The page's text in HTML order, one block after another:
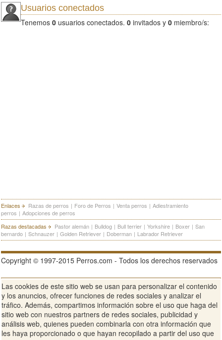
Usuarios conectados
Tenemos 0 usuarios conectados. 0 invitados y 0 miembro/s:
Enlaces Razas de perros | Foro de Perros | Venta perros | Adiestramiento
perros | Adopciones de perros
Razas destacadas
Pastor alemán | Bulldog | Bull terrier | Yorkshire | Boxer | San
bernardo | Schnauzer | Golden Retriever | Doberman | Labrador Retriever
Copyright © 1997-2015 Perros.com - Todos los derechos reservados
Publicidad en Perros.com | Contacte | Aviso Legal Política de
privacidad | Condiciones de uso
Ver sitio web completo
Las cookies de este sitio web se usan para personalizar el contenido
y los anuncios, ofrecer funciones de redes sociales y analizar el
tráfico. Además, compartimos información sobre el uso que haga del
sitio web con nuestros partners de redes sociales, publicidad y
análisis web, quienes pueden combinarla con otra información que
les haya proporcionado o que hayan recopilado a partir del uso que